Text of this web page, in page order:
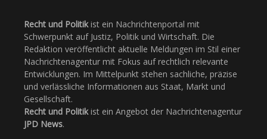
Recht und Politikist ein Nachrichtenportal mit
Schwerpunkt auf Justiz, Politik und Wirtschaft. Die
Redaktion veröffentlicht aktuelle Meldungen im Stil einer
Nachrichtenagentur mit Fokus auf rechtlich relevante
Entwicklungen. Im Mittelpunkt stehen sachliche, präzise
und verlässliche Informationen aus Staat, Markt und
Gesellschaft.
Recht und Politikist ein Angebot der Nachrichtenagentur
JPD News.